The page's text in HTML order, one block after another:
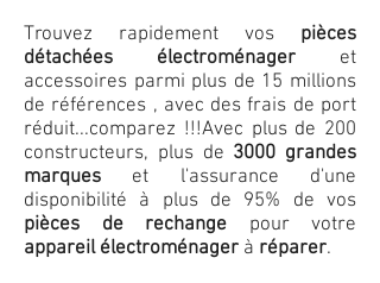
Trouvez rapidement vos pièces
détachées électroménager et
accessoires parmi plus de 15 millions
de références , avec des frais de port
réduit...comparez !!!Avec plus de 200
constructeurs, plus de 3000 grandes
marques et l'assurance d'une
disponibilité à plus de 95% de vos
pièces de rechange pour votre
appareil électroménager à réparer.